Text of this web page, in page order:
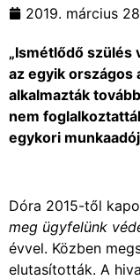
2019. március
„Ismétlődő szülés
az egyik országos
alkalmazták
nem
egykori
Dóra 2015-től
meg ügyfelünk
évvel. Közben
elutasították. A